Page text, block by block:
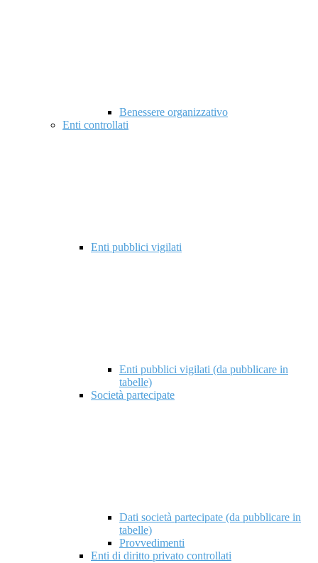
Benessere organizzativo
Enti controllati
Enti pubblici vigilati
Enti pubblici vigilati (da pubblicare in
tabelle)
Società partecipate
Dati società partecipate (da pubblicare in
tabelle)
Provvedimenti
Enti di diritto privato controllati